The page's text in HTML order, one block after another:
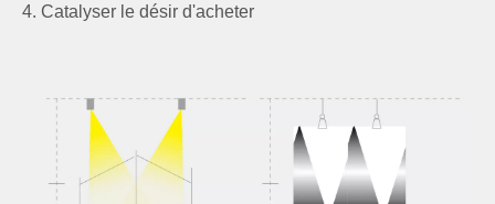
4. Catalyser le désir d'acheter